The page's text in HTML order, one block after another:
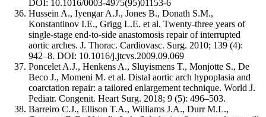
DOI: 10.1016/0003-4975(95)01153-6
Hussein A., Iyengar A.J., Jones B., Donath S.M.,
Konstantinov I.E., Grigg L.E. et al. Twenty-three years of
single-stage end-to-side anastomosis repair of interrupted
aortic arches. J. Thorac. Cardiovasc. Surg. 2010; 139 (4):
942–8. DOI: 10.1016/j.jtcvs.2009.09.069
Poncelet A.J., Henkens A., Sluyismens T., Monjotte S., De
Beco J., Momeni M. et al. Distal aortic arch hypoplasia and
coarctation repair: a tailored enlargement technique. World J.
Pediatr. Congenit. Heart Surg. 2018; 9 (5): 496–503.
Barreiro C.J., Ellison T.A., Williams J.A., Durr M.L.,